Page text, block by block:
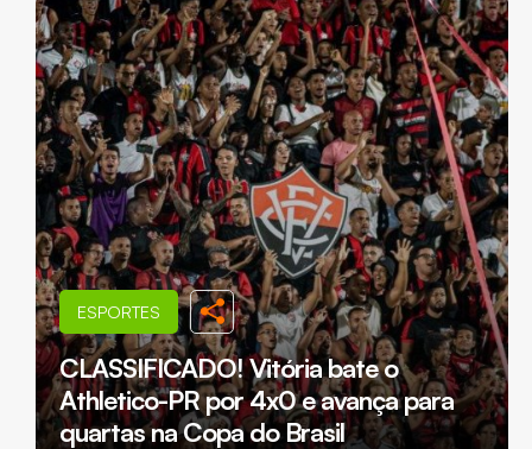
ESPORTES
CLASSIFICADO! Vitória bate o
Athletico-PR por 4x0 e avança para
quartas na Copa do Brasil